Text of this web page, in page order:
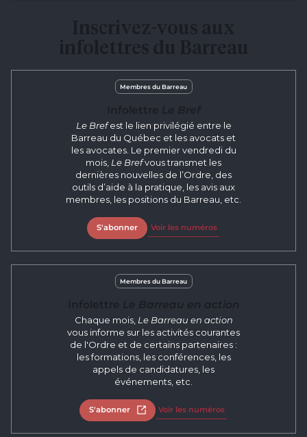
Membres du Barreau
Le Brefest le lien privilégié entre le
Barreau du Québec et les avocats et
les avocates. Le premier vendredi du
mois, Le Brefvous transmet les
dernières nouvelles de l’Ordre, des
outils d’aide à la pratique, les avis aux
membres, les positions du Barreau, etc.
S'abonner Voir les numéros
Membres du Barreau
Chaque mois, Le Barreau en action
vous informe sur les activités courantes
de l'Ordre et de certains partenaires :
les formations, les conférences, les
appels de candidatures, les
événements, etc.
S'abonner Open in new tab
Voir les numéros